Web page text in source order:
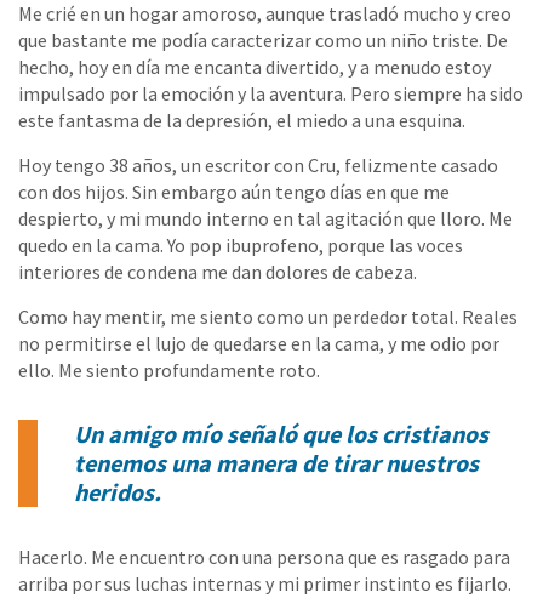
Me crié en un hogar amoroso, aunque trasladó mucho y creo
que bastante me podía caracterizar como un niño triste. De
hecho, hoy en día me encanta divertido, y a menudo estoy
impulsado por la emoción y la aventura. Pero siempre ha sido
este fantasma de la depresión, el miedo a una esquina.
Hoy tengo 38 años, un escritor con Cru, felizmente casado
con dos hijos. Sin embargo aún tengo días en que me
despierto, y mi mundo interno en tal agitación que lloro. Me
quedo en la cama. Yo pop ibuprofeno, porque las voces
interiores de condena me dan dolores de cabeza.
Como hay mentir, me siento como un perdedor total. Reales
no permitirse el lujo de quedarse en la cama, y me odio por
ello. Me siento profundamente roto.
Un amigo mío señaló que los cristianos
tenemos una manera de tirar nuestros
heridos.
Hacerlo. Me encuentro con una persona que es rasgado para
arriba por sus luchas internas y mi primer instinto es fijarlo.